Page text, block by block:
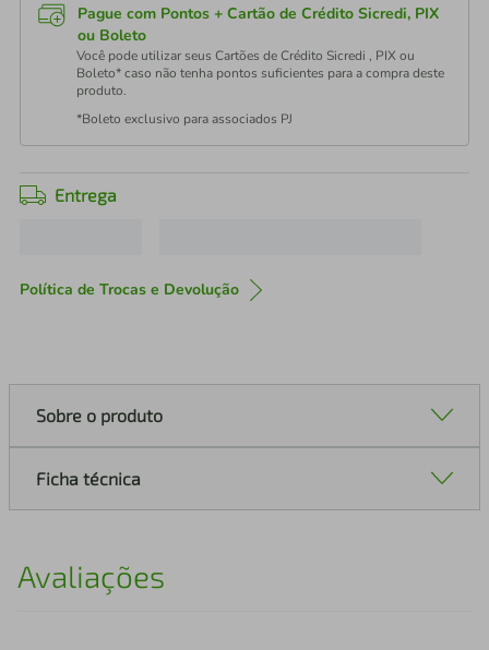
Pague com Pontos + Cartão de Crédito Sicredi, PIX
ou Boleto
Você pode utilizar seus Cartões de Crédito Sicredi , PIX ou
Boleto* caso não tenha pontos suficientes para a compra deste
produto.
*Boleto exclusivo para associados PJ
Entrega
Política de Trocas e Devolução
Sobre o produto
Ficha técnica
Avaliações